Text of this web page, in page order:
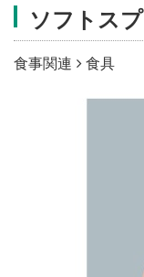
アクセス
ソフトス
食事関連 食具